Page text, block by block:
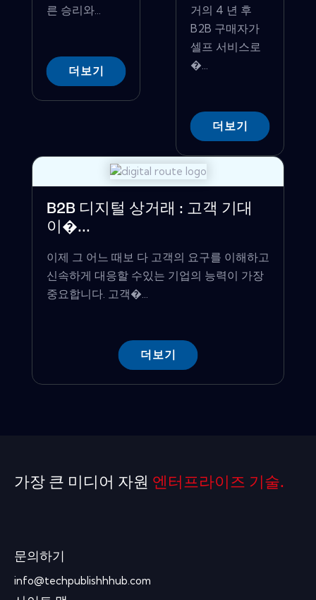
른 승리와...
더보기
거의 4 년 후
B2B 구매자가
셀프 서비스로
�...
더보기
B2B 디지털 상거래 : 고객 기대
이�...
이제 그 어느 때보 다 고객의 요구를 이해하고
신속하게 대응할 수있는 기업의 능력이 가장
중요합니다. 고객�...
더보기
가장 큰 미디어 자원 엔터프라이즈 기술.
문의하기
info@techpublishhhub.com